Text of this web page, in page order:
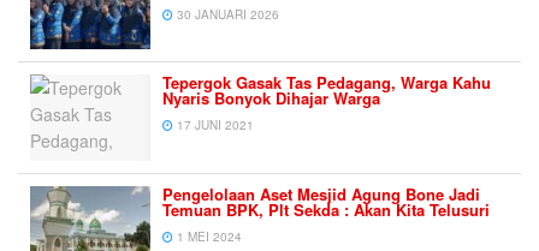
30 JANUARI 2026
Tepergok Gasak Tas Pedagang, Warga Kahu
Nyaris Bonyok Dihajar Warga
17 JUNI 2021
Pengelolaan Aset Mesjid Agung Bone Jadi
Temuan BPK, Plt Sekda : Akan Kita Telusuri
1 MEI 2024